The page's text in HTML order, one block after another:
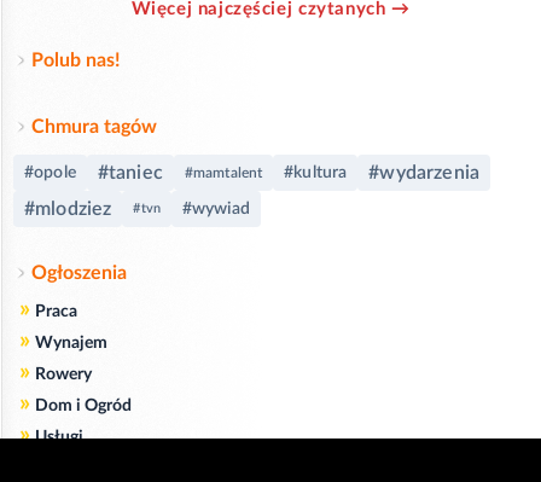
Więcej najczęściej czytanych →
Polub nas!
Chmura tagów
#opole #taniec #mamtalent #kultura
#wydarzenia
#mlodziez
#tvn #wywiad
Ogłoszenia
» Praca
» Wynajem
» Rowery
» Dom i Ogród
» Usługi